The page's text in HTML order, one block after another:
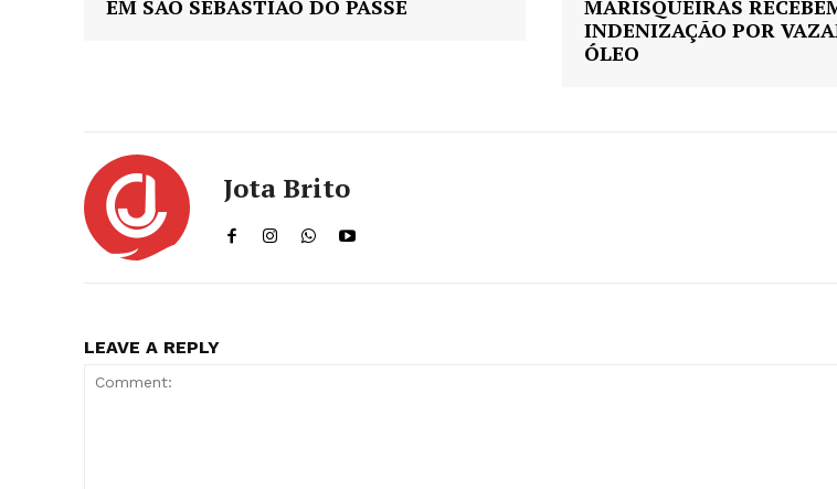
EM SÃO SEBASTIÃO DO PASSÉ
MARISQUEIRAS
INDENIZAÇÃO POR
ÓLEO
Jota Brito
LEAVE A REPLY